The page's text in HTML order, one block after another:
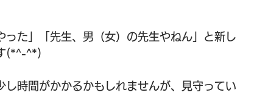
た」「先生、男（女）の先生やねん」と新し
(*^-^*)
時間がかかるかもしれませんが、見守ってい